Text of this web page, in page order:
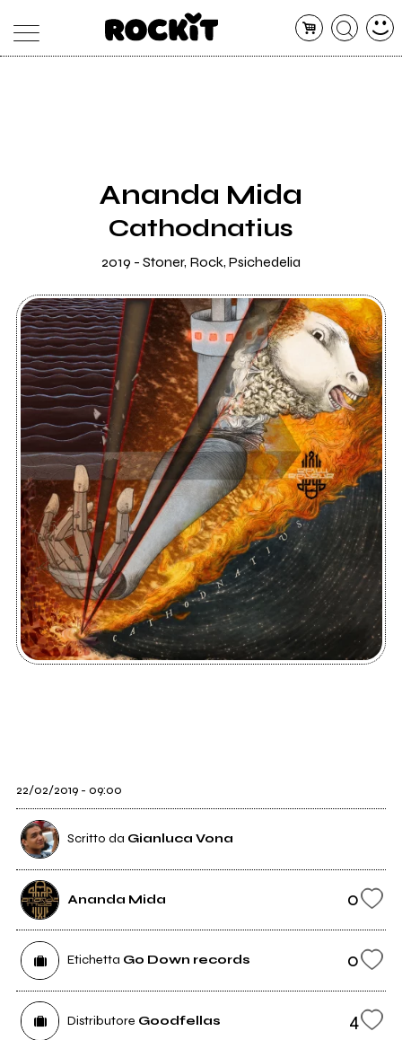
SHOP
RADIO
Ananda Mida
Cathodnatius
2019 - Stoner, Rock, Psichedelia
22/02/2019 - 09:00
Scritto da Gianluca Vona
Ananda Mida 0
Etichetta Go Down records 0
Distributore Goodfellas 4